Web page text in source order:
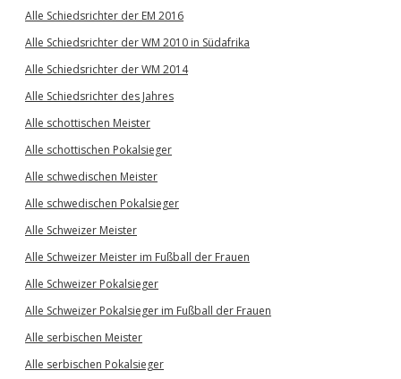
Alle Schiedsrichter der EM 2016
Alle Schiedsrichter der WM 2010 in Südafrika
Alle Schiedsrichter der WM 2014
Alle Schiedsrichter des Jahres
Alle schottischen Meister
Alle schottischen Pokalsieger
Alle schwedischen Meister
Alle schwedischen Pokalsieger
Alle Schweizer Meister
Alle Schweizer Meister im Fußball der Frauen
Alle Schweizer Pokalsieger
Alle Schweizer Pokalsieger im Fußball der Frauen
Alle serbischen Meister
Alle serbischen Pokalsieger